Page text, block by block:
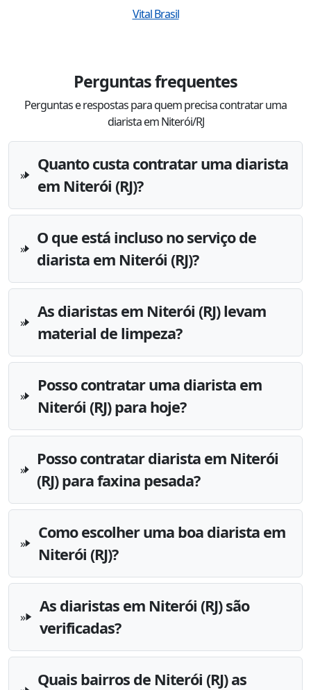
Vital Brasil
Perguntas frequentes
Perguntas e respostas para quem precisa contratar uma
diarista em Niterói/RJ
Quanto custa contratar uma diarista
em Niterói (RJ)?
O que está incluso no serviço de
diarista em Niterói (RJ)?
As diaristas em Niterói (RJ) levam
material de limpeza?
Posso contratar uma diarista em
Niterói (RJ) para hoje?
Posso contratar diarista em Niterói
(RJ) para faxina pesada?
Como escolher uma boa diarista em
Niterói (RJ)?
As diaristas em Niterói (RJ) são
verificadas?
Quais bairros de Niterói (RJ) as